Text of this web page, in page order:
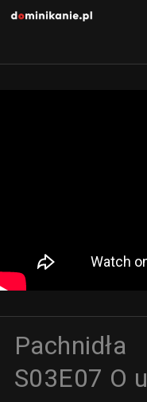
Pachnidła
S03E07 O